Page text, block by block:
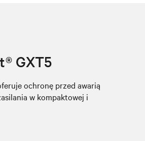
GXT5
ochronę przed awarią
w kompaktowej i